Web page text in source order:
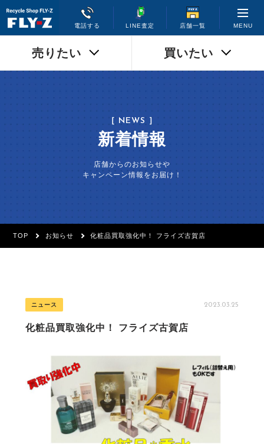
電話する LINE査定 店舗一覧 MENU
売りたい 買いたい
［ NEWS ］
新着情報
店舗からのお知らせや
キャンペーン情報をお届け！
TOP お知らせ 化粧品買取強化中！ フライズ古賀店
ニュース 2023.03.25
化粧品買取強化中！ フライズ古賀店